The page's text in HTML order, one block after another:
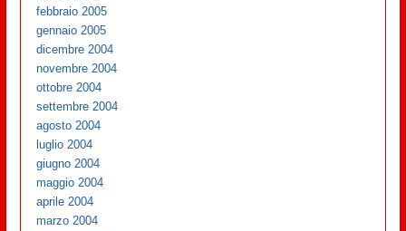
febbraio 2005
gennaio 2005
dicembre 2004
novembre 2004
ottobre 2004
settembre 2004
agosto 2004
luglio 2004
giugno 2004
maggio 2004
aprile 2004
marzo 2004